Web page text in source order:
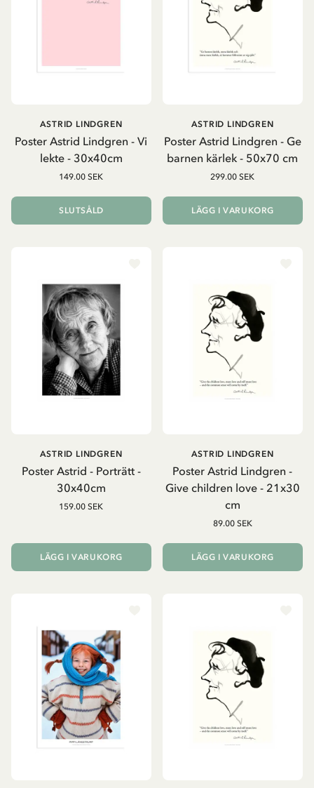
Poster Astrid Lindgren - Vi
lekte - 30x40cm
ASTRID LINDGREN
149.00 SEK
SLUTSÅLD
Poster Astrid Lindgren - Ge
barnen kärlek - 50x70 cm
ASTRID LINDGREN
299.00 SEK
LÄGG I VARUKORG
Poster Astrid - Porträtt -
30x40cm
ASTRID LINDGREN
159.00 SEK
LÄGG I VARUKORG
Poster Astrid Lindgren -
Give children love - 21x30
cm
ASTRID LINDGREN
89.00 SEK
LÄGG I VARUKORG